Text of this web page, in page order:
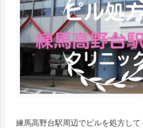
練馬高野台駅周辺でピルを処方して